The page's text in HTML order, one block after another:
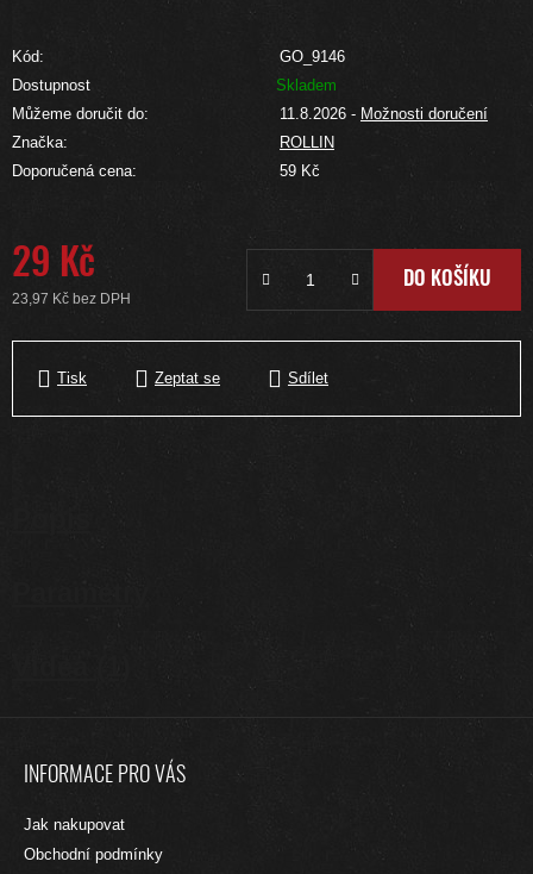
Kód:
GO_9146
Dostupnost
Skladem
Můžeme doručit do:
11.8.2026 - Možnosti doručení
Značka:
ROLLIN
Doporučená cena:
59 Kč
29 Kč
23,97 Kč bez DPH
DO KOŠÍKU
Tisk Zeptat se Sdílet
INFORMACE PRO VÁS
Jak nakupovat
Obchodní podmínky